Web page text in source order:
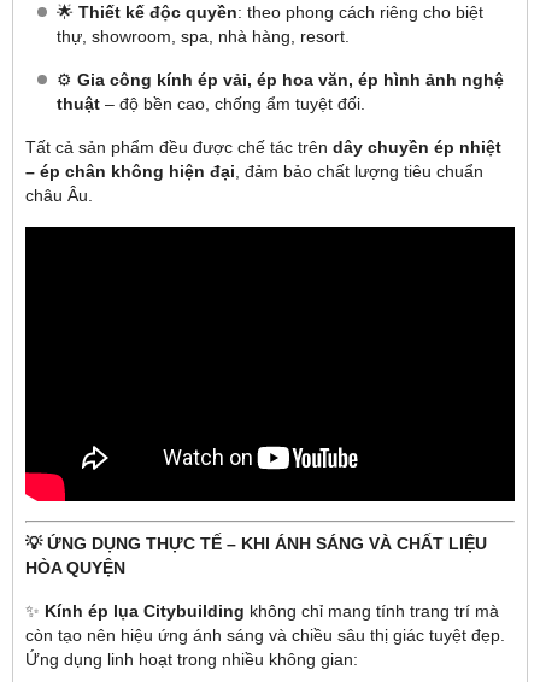
🌟 Thiết kế độc quyền: theo phong cách riêng cho biệt
thự, showroom, spa, nhà hàng, resort.
⚙️ Gia công kính ép vải, ép hoa văn, ép hình ảnh nghệ
thuật – độ bền cao, chống ẩm tuyệt đối.
Tất cả sản phẩm đều được chế tác trên dây chuyền ép nhiệt
– ép chân không hiện đại , đảm bảo chất lượng tiêu chuẩn
châu Âu.
💡 ỨNG DỤNG THỰC TẾ – KHI ÁNH SÁNG VÀ CHẤT LIỆU
HÒA QUYỆN
✨ Kính ép lụa Citybuilding không chỉ mang tính trang trí mà
còn tạo nên hiệu ứng ánh sáng và chiều sâu thị giác tuyệt đẹp.
Ứng dụng linh hoạt trong nhiều không gian: